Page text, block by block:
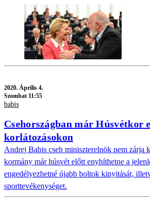
2020. Április 4.
Szombat 11:55
babis
Csehországban már Húsvétkor
korlátozásokon
Andrej Babis cseh miniszterelnök nem zárja
kormány már húsvét előtt enyhíthetne a
engedélyezhetné újabb boltok kinyitását,
sporttevékenységet.